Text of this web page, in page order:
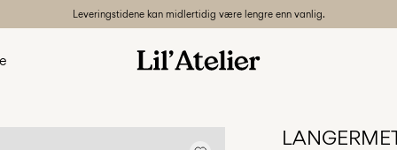
Leveringstidene kan midlertidig være lengre enn vanlig.